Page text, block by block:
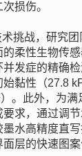
损伤。
挑战，研究
的柔性生物传
发症的精确
黏性（27.8
。此外，为满
要求，通过调
水高精度直
层的快速图案